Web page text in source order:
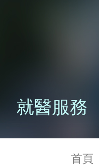
就醫服務
首頁